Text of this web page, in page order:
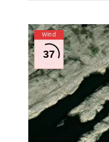
Wind
37